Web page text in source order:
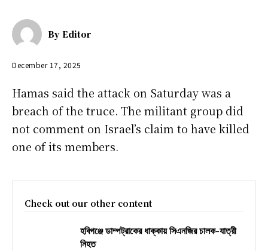
By Editor
December 17, 2025
Hamas said the attack on Saturday was a
breach of the truce. The militant group did
not comment on Israel’s claim to have killed
one of its members.
Check out our other content
হবিগঞ্জে ডাম্পট্রাকের ধাক্কায় সিএনজির চালক-যাত্রী
নিহত